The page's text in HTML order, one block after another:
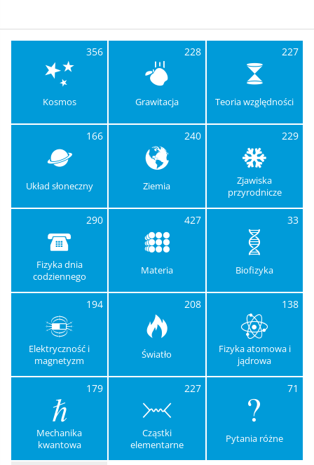
356
Kosmos
228
Grawitacja
227
Teoria względności
166
Układ słoneczny
240
Ziemia
229
Zjawiska
przyrodnicze
290
Fizyka dnia
codziennego
427
Materia
33
Biofizyka
194
Elektryczność i
magnetyzm
208
Światło
138
Fizyka atomowa i
jądrowa
179
Mechanika
kwantowa
227
Cząstki
elementarne
71
Pytania różne